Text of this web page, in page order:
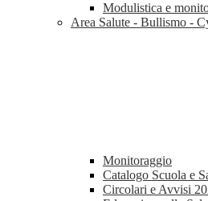
Modulistica e
Area Salute - Bullismo -
Monitoraggio
Catalogo Scuola e
Circolari e Avvisi